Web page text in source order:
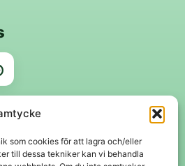
som cookies för att lagra och/eller
till dessa tekniker kan vi behandla
Mastercard Swish